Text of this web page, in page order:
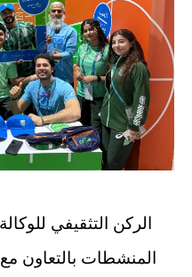
الركن التثقيفي
المنشطات بالتعاون مع